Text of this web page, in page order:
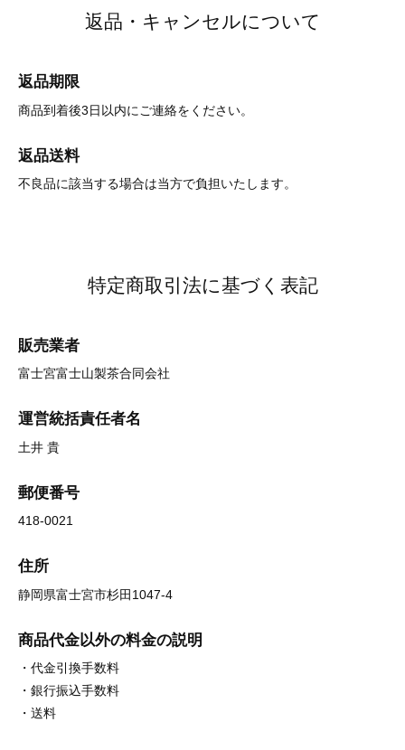
返品・キャンセルについて
返品期限
商品到着後3日以内にご連絡をください。
返品送料
不良品に該当する場合は当方で負担いたします。
特定商取引法に基づく表記
販売業者
富士宮富士山製茶合同会社
運営統括責任者名
土井 貴
郵便番号
418-0021
住所
静岡県富士宮市杉田1047-4
商品代金以外の料金の説明
・代金引換手数料
・銀行振込手数料
・送料